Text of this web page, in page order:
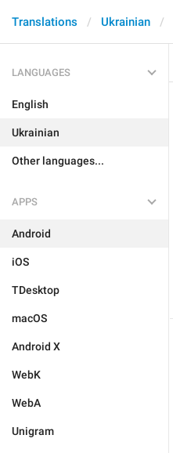
Translations Ukrainian
LANGUAGES
English
Ukrainian
Other languages...
APPS
Android
iOS
TDesktop
macOS
Android X
WebK
WebA
Unigram